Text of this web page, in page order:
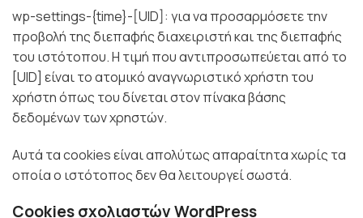
wp-settings-{time}-[UID]: για να προσαρμόσετε την
προβολή της διεπαφής διαχειριστή και της διεπαφής
του ιστότοπου. Η τιμή που αντιπροσωπεύεται από το
[UID] είναι το ατομικό αναγνωριστικό χρήστη του
χρήστη όπως του δίνεται στον πίνακα βάσης
δεδομένων των χρηστών.
Αυτά τα cookies είναι απολύτως απαραίτητα χωρίς τα
οποία ο ιστότοπος δεν θα λειτουργεί σωστά.
Cookies σχολιαστών WordPress